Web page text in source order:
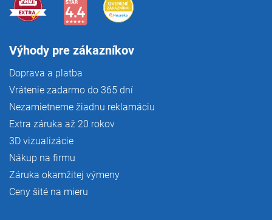
Výhody pre zákazníkov
Doprava a platba
Vrátenie zadarmo do 365 dní
Nezamietneme žiadnu reklamáciu
Extra záruka až 20 rokov
3D vizualizácie
Nákup na firmu
Záruka okamžitej výmeny
Ceny šité na mieru